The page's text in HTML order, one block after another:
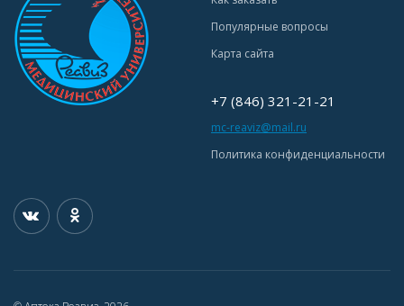
Популярные вопросы
Карта сайта
+7 (846) 321-21-21
mc-reaviz@mail.ru
Политика конфиденциальности